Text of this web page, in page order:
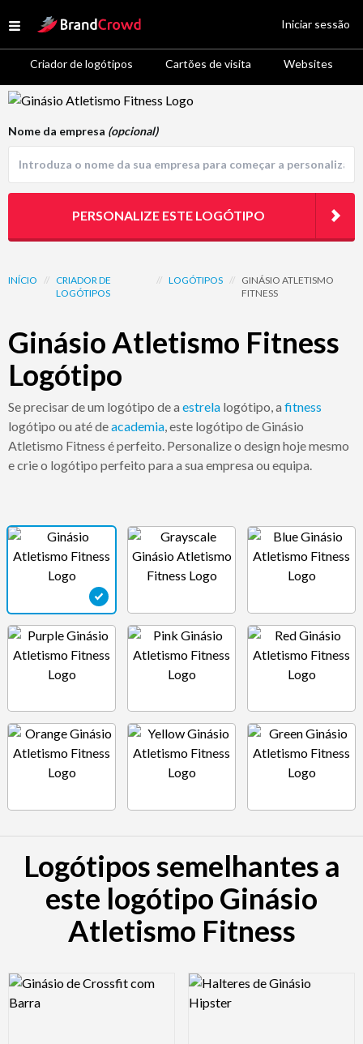
Open menu
Site Logo
Criador de logótipos Cartões de visita Websites
Iniciar sessão
Logo Template Preview
INÍCIO // CRIADOR DE
LOGÓTIPOS
// LOGÓTIPOS // GINÁSIO ATLETISMO
FITNESS
Ginásio Atletismo Fitness
Logótipo
Se precisar de um logótipo de a estrela logótipo, a fitness
logótipo ou até deacademia, este logótipo de Ginásio
Atletismo Fitness é perfeito. Personalize o design hoje mesmo
e crie o logótipo perfeito para a sua empresa ou equipa.
Nome da empresa (opcional)
PERSONALIZE ESTE LOGÓTIPO
Logótipos semelhantes a
este logótipo Ginásio
Atletismo Fitness
Logo Preview Image Logo Preview Image